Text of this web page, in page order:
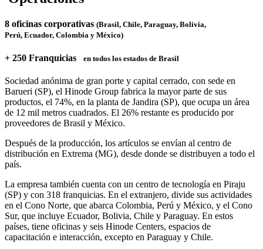
8 oficinas corporativas (Brasil, Chile, Paraguay, Bolivia,
Perú, Ecuador, Colombia y México)
+ 250 Franquicias en todos los estados de Brasil
Sociedad anónima de gran porte y capital cerrado, con sede en
Barueri (SP), el Hinode Group fabrica la mayor parte de sus
productos, el 74%, en la planta de Jandira (SP), que ocupa un área
de 12 mil metros cuadrados. El 26% restante es producido por
proveedores de Brasil y México.
Después de la producción, los artículos se envían al centro de
distribución en Extrema (MG), desde donde se distribuyen a todo el
país.
La empresa también cuenta con un centro de tecnología en Piraju
(SP) y con 318 franquicias. En el extranjero, divide sus actividades
en el Cono Norte, que abarca Colombia, Perú y México, y el Cono
Sur, que incluye Ecuador, Bolivia, Chile y Paraguay. En estos
países, tiene oficinas y seis Hinode Centers, espacios de
capacitación e interacción, excepto en Paraguay y Chile.